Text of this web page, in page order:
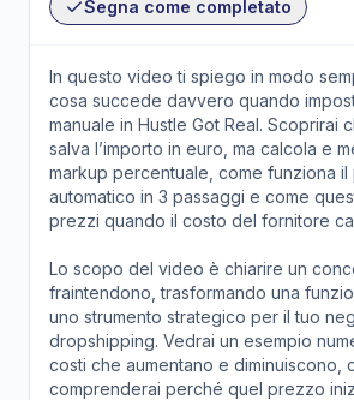
Segna come completato
In questo video ti spiego in modo
cosa succede davvero quando
manuale in Hustle Got Real. Scoprirai
salva l’importo in euro, ma calcola e
markup percentuale, come funziona il
automatico in 3 passaggi e come
prezzi quando il costo del fornitore
Lo scopo del video è chiarire un
fraintendono, trasformando una
uno strumento strategico per il tuo
dropshipping. Vedrai un esempio
costi che aumentano e diminuiscono,
comprenderai perché quel prezzo